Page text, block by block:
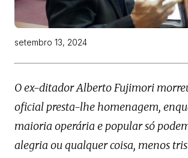
setembro 13, 2024
O ex-ditador Alberto Fujimori
oficial presta-lhe homenagem,
maioria operária e popular só
alegria ou qualquer coisa, menos